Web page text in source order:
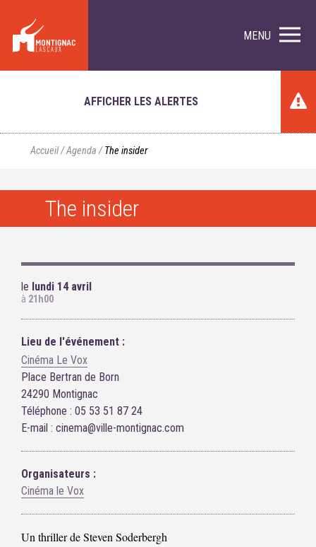
MENU
AFFICHER LES ALERTES
Accueil/Agenda /The insider
The insider
le lundi 14 avril
à 21h00
Lieu de l'événement :
Cinéma Le Vox
Place Bertran de Born
24290 Montignac
Téléphone : 05 53 51 87 24
E-mail : cinema@ville-montignac.com
Organisateurs :
Cinéma le Vox
Un thriller de Steven Soderbergh